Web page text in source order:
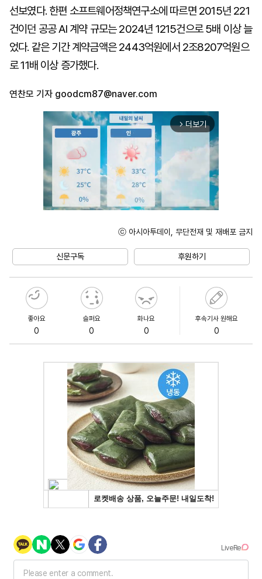
선보였다. 한편 소프트웨어정책연구소에 따르면 2015년 221
건이던 공공 AI 계약 규모는 2024년 1215건으로 5배 이상 늘
었다. 같은 기간 계약금액은 2443억원에서 2조8207억원으
로 11배 이상 증가했다.
연찬모 기자 goodcm87@naver.com
arrow_forward_ios 더보기
ⓒ 아시아투데이, 무단전재 및 재배포 금지
신문구독 후원하기
좋아요
0
슬퍼요
0
화나요
0
후속기사 원해요
0